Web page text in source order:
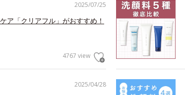
2025/07/25
ア「クリアフル」がおすすめ！
4767 view
2025/04/28